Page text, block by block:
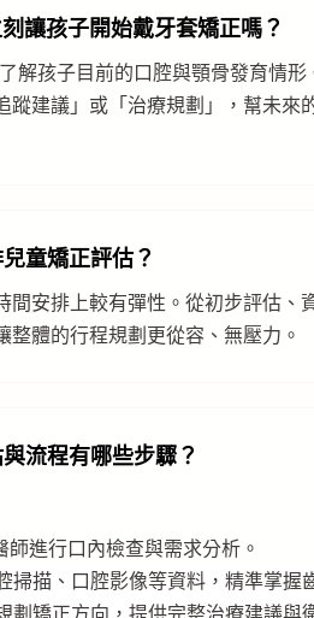
讓孩子開始戴牙套矯正嗎？
解孩子目前的口腔與顎骨發育情形
蹤建議」或「治療規劃」，幫未來
童矯正評估？
間安排上較有彈性。從初步評估、
體的行程規劃更從容、無壓力。
流程有哪些步驟？
進行口內檢查與需求分析。
描、口腔影像等資料，精準掌握
矯正方向，提供完整治療建議與